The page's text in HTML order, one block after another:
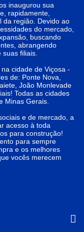
inaugurou sua
rapidamente,
da região. Devido ao
do mercado,
buscando
abrangendo
filiais.
cidade de Viçosa -
de: Ponte Nova,
João Monlevade
Todas as cidades
Minas Gerais.
e de mercado, a
acesso à toda
para construção!
para sempre
e os melhores
vocês merecem